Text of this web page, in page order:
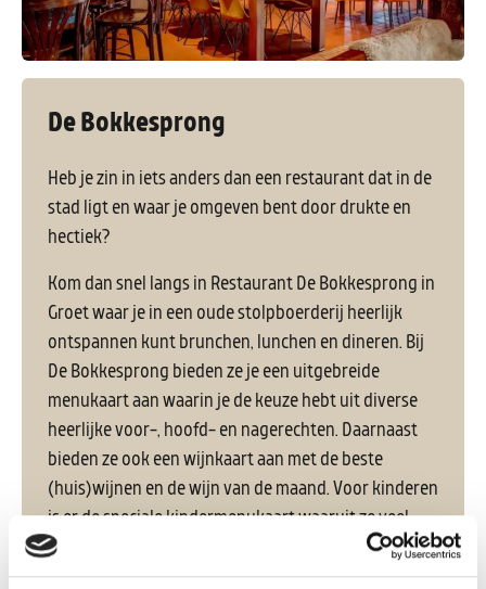
De Bokkesprong
Heb je zin in iets anders dan een restaurant dat in de
stad ligt en waar je omgeven bent door drukte en
hectiek?
Kom dan snel langs in Restaurant De Bokkesprong in
Groet waar je in een oude stolpboerderij heerlijk
ontspannen kunt brunchen, lunchen en dineren. Bij
De Bokkesprong bieden ze je een uitgebreide
menukaart aan waarin je de keuze hebt uit diverse
heerlijke voor-, hoofd- en nagerechten. Daarnaast
bieden ze ook een wijnkaart aan met de beste
(huis)wijnen en de wijn van de maand. Voor kinderen
is er de speciale kindermenukaart waaruit ze veel
lekkers kunnen kiezen.